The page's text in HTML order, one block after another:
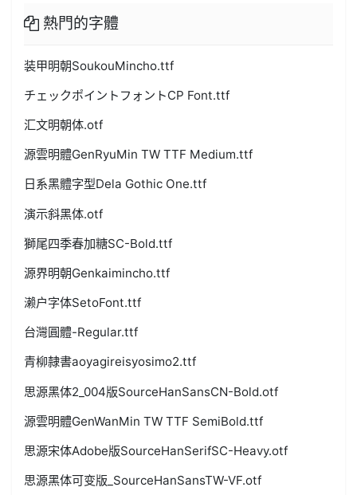
熱門的字體
装甲明朝SoukouMincho.ttf
チェックポイントフォントCP Font.ttf
汇文明朝体.otf
源雲明體GenRyuMin TW TTF Medium.ttf
日系黑體字型Dela Gothic One.ttf
演示斜黑体.otf
獅尾四季春加糖SC-Bold.ttf
源界明朝Genkaimincho.ttf
濑户字体SetoFont.ttf
台灣圓體-Regular.ttf
青柳隷書aoyagireisyosimo2.ttf
思源黑体2_004版SourceHanSansCN-Bold.otf
源雲明體GenWanMin TW TTF SemiBold.ttf
思源宋体Adobe版SourceHanSerifSC-Heavy.otf
思源黑体可变版_SourceHanSansTW-VF.otf